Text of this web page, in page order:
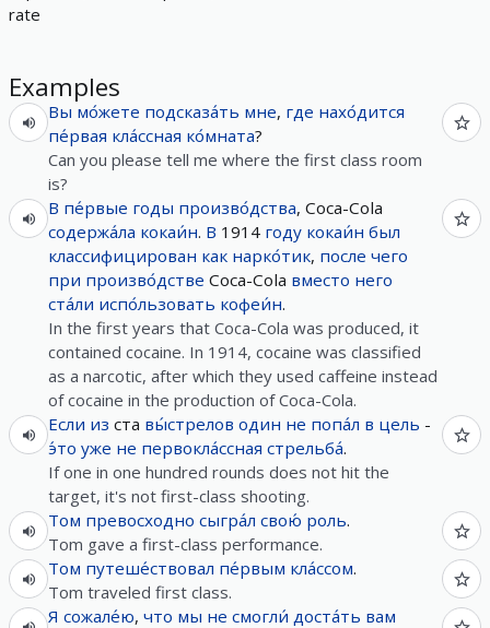
rate
Examples
Вы мо́жете подсказа́ть мне, где нахо́дится
пе́рвая кла́ссная ко́мната?
Can you please tell me where the first class room
is?
В пе́рвые годы произво́дства, Coca-Cola
содержа́ла кокаи́н. В 1914 году кокаи́н был
классифицирован как нарко́тик, после чего
при произво́дстве Coca-Cola вместо него
ста́ли испо́льзовать кофеи́н.
In the first years that Coca-Cola was produced, it
contained cocaine. In 1914, cocaine was classified
as a narcotic, after which they used caffeine instead
of cocaine in the production of Coca-Cola.
Если из ста вы́стрелов один не попа́л в цель -
э́то уже не первокла́ссная стрельба́.
If one in one hundred rounds does not hit the
target, it's not first-class shooting.
Том превосходно сыгра́л свою́ роль.
Tom gave a first-class performance.
Том путеше́ствовал пе́рвым кла́ссом.
Tom traveled first class.
Я сожале́ю, что мы не смогли́ доста́ть вам